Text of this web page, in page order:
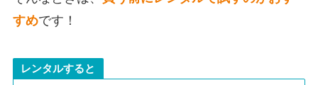
すめです！
レンタルすると